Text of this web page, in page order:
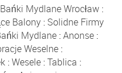
Bańki Mydlane Wrocław:
Balony: Solidne Firmy
Mydlane:Anonse:
Weselne :
:Wesele:Tablica :